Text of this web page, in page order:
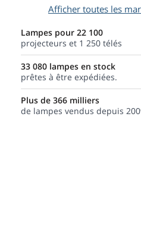
Afficher toutes les
Lampes pour 22 100
projecteurs et 1 250 télés
33 080 lampes en stock
prêtes à être expédiées.
Plus de 366 milliers
de lampes vendus depuis